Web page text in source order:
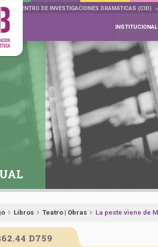
CENTRO DE INVESTIGACIONES DRAMÁTICAS (CID)
INSTITUCIONAL
Libros Teatro | Obras La peste viene de
D759